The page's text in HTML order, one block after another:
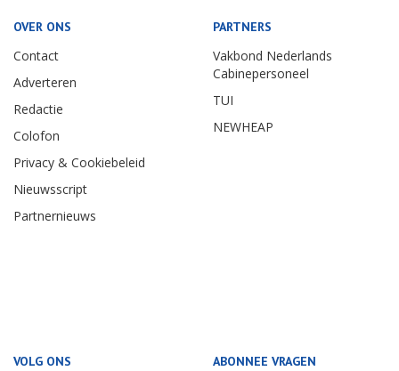
OVER ONS
Contact
Adverteren
Redactie
Colofon
Privacy & Cookiebeleid
Nieuwsscript
Partnernieuws
PARTNERS
Vakbond Nederlands
Cabinepersoneel
TUI
NEWHEAP
VOLG ONS ABONNEE VRAGEN